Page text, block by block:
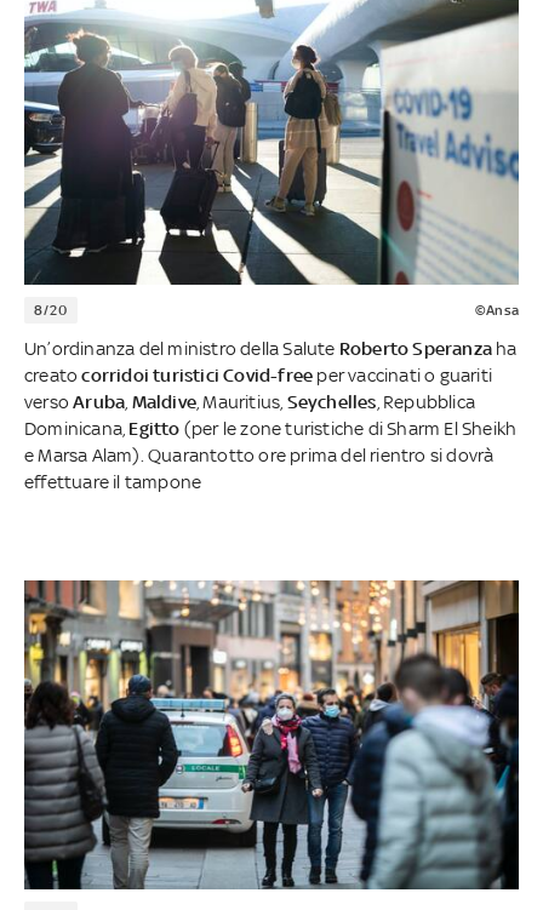
8/20 ©Ansa
Un’ordinanza del ministro della Salute Roberto Speranza ha
creatocorridoi turistici Covid-free per vaccinati o guariti
versoAruba, Maldive, Mauritius, Seychelles, Repubblica
Dominicana, Egitto (per le zone turistiche di Sharm El Sheikh
e Marsa Alam). Quarantotto ore prima del rientro si dovrà
effettuare il tampone